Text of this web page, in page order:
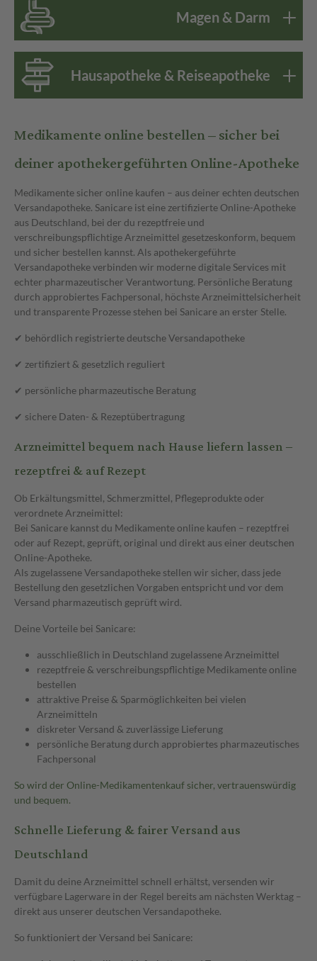
Medikamente online bestellen – sicher bei
deiner apothekergeführten Online-Apotheke
Medikamente sicher online kaufen – aus deiner echten deutschen
Versandapotheke. Sanicare ist eine zertifizierte Online-Apotheke
aus Deutschland, bei der du rezeptfreie und
verschreibungspflichtige Arzneimittel gesetzeskonform, bequem
und sicher bestellen kannst. Als apothekergeführte
Versandapotheke verbinden wir moderne digitale Services mit
echter pharmazeutischer Verantwortung. Persönliche Beratung
durch approbiertes Fachpersonal, höchste Arzneimittelsicherheit
und transparente Prozesse stehen bei Sanicare an erster Stelle.
✔ behördlich registrierte deutsche Versandapotheke
✔ zertifiziert & gesetzlich reguliert
✔ persönliche pharmazeutische Beratung
✔ sichere Daten- & Rezeptübertragung
Arzneimittel bequem nach Hause liefern lassen –
rezeptfrei & auf Rezept
Ob Erkältungsmittel, Schmerzmittel, Pflegeprodukte oder
verordnete Arzneimittel:
Bei Sanicare kannst du Medikamente online kaufen – rezeptfrei
oder auf Rezept, geprüft, original und direkt aus einer deutschen
Online-Apotheke.
Als zugelassene Versandapotheke stellen wir sicher, dass jede
Bestellung den gesetzlichen Vorgaben entspricht und vor dem
Versand pharmazeutisch geprüft wird.
Deine Vorteile bei Sanicare:
ausschließlich in Deutschland zugelassene Arzneimittel
rezeptfreie & verschreibungspflichtige Medikamente online
bestellen
attraktive Preise & Sparmöglichkeiten bei vielen
Arzneimitteln
diskreter Versand & zuverlässige Lieferung
persönliche Beratung durch approbiertes pharmazeutisches
Fachpersonal
So wird der Online-Medikamentenkauf sicher, vertrauenswürdig
und bequem.
Schnelle Lieferung & fairer Versand aus
Deutschland
Damit du deine Arzneimittel schnell erhältst, versenden wir
verfügbare Lagerware in der Regel bereits am nächsten Werktag –
direkt aus unserer deutschen Versandapotheke.
So funktioniert der Versand bei Sanicare:
Magen & Darm
Hausapotheke & Reiseapotheke